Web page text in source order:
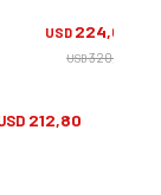
- 5904/80
USD 224,00
USD320,00
212,80